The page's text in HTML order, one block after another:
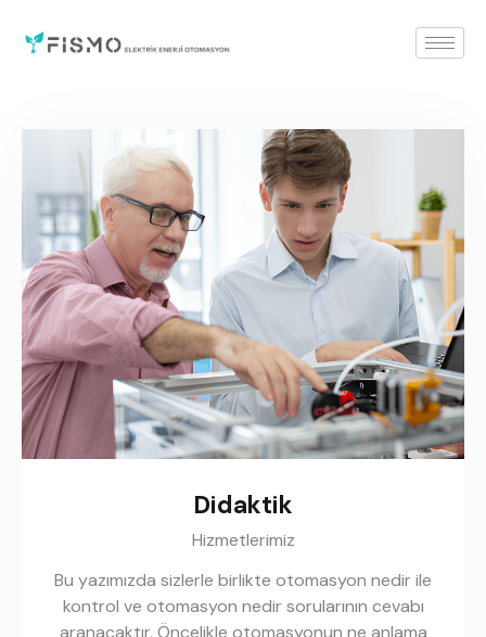
Didaktik
Hizmetlerimiz
Bu yazımızda sizlerle birlikte otomasyon nedir ile
kontrol ve otomasyon nedir sorularının cevabı
aranacaktır. Öncelikle otomasyonun ne anlama